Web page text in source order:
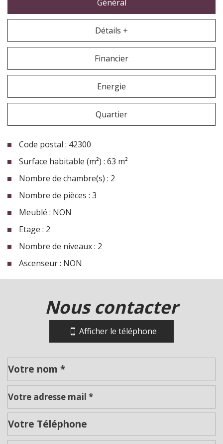
Général
Détails +
Financier
Energie
Quartier
Code postal : 42300
Surface habitable (m²) : 63 m²
Nombre de chambre(s) : 2
Nombre de pièces : 3
Meublé : NON
Etage : 2
Nombre de niveaux : 2
Ascenseur : NON
la ville de roanne (42300)
nous contacter
Afficher le téléphone